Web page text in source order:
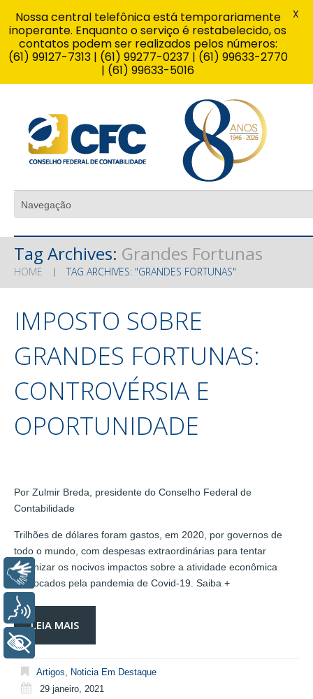
Tag Archives: Grandes Fortunas
HOME TAG ARCHIVES: "GRANDES FORTUNAS"
IMPOSTO SOBRE
GRANDES FORTUNAS:
CONTROVÉRSIA E
OPORTUNIDADE
Por Zulmir Breda, presidente do Conselho Federal de
Contabilidade
Trilhões de dólares foram gastos, em 2020, por governos de
todo o mundo, com despesas extraordinárias para tentar
amenizar os nocivos impactos sobre a atividade econômica
provocados pela pandemia de Covid-19. Saiba +
LEIA MAIS
Artigos, Noticia Em Destaque
29 janeiro, 2021
Nossa central telefônica está temporariamente
inoperante. Enquanto o serviço é restabelecido, os
contatos podem ser realizados pelos números:
(61) 99127-7313 | (61) 99277-0237 | (61) 99633-2770
| (61) 99633-5016
X
Libras
Voz
+ Acessibilidade